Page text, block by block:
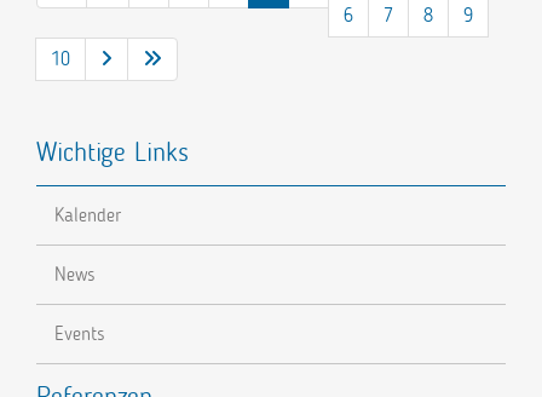
6
7 8
9
10
Wichtige Links
Kalender
News
Events